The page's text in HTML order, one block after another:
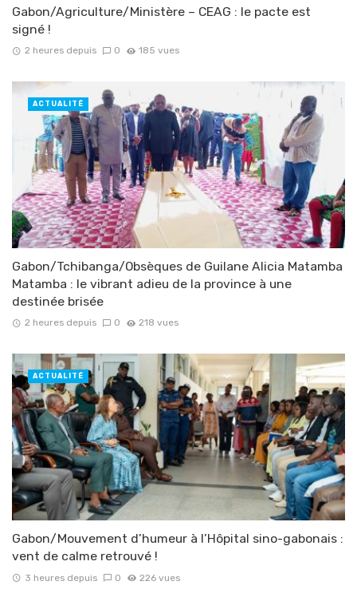
Gabon/Agriculture/Ministère – CEAG : le pacte est
signé !
2 heures depuis 0 185 vues
Gabon/Tchibanga/Obsèques de Guilane Alicia Matamba
Matamba : le vibrant adieu de la province à une
destinée brisée
2 heures depuis 0 218 vues
ACTUALITÉ
Gabon/Mouvement d’humeur à l’Hôpital sino-gabonais :
vent de calme retrouvé !
3 heures depuis 0 226 vues
ACTUALITÉ